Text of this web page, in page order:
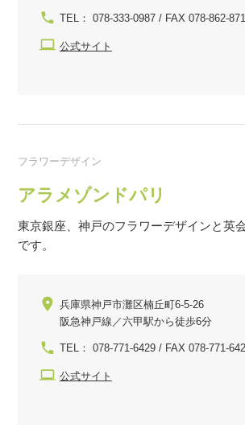
TEL： 078-333-0987 / FAX 078-862-
公式サイト
フラワーデザイン
アラメゾンドパリ
東京銀座、神戸のフラワーデザインと英
です。
兵庫県神戸市灘区楠丘町6-5-26
阪急神戸線／六甲駅から徒歩6分
TEL： 078-771-6429 / FAX 078-771-
公式サイト